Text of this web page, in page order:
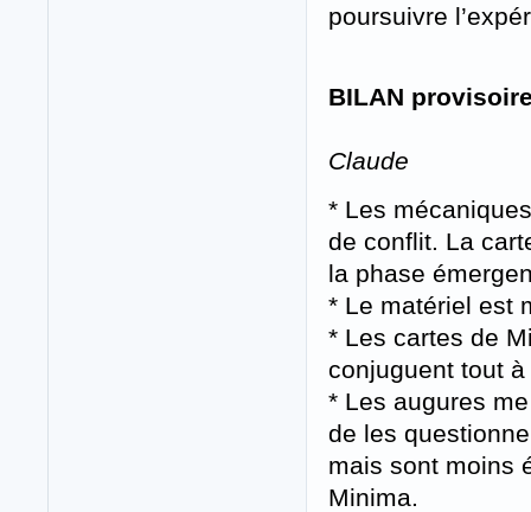
poursuivre
BILAN
Claude
* Les
de conflit. La
la phase
* Le matériel est
* Les cartes de
conjuguent tout
* Les augures
de les
mais sont moins
Minima.